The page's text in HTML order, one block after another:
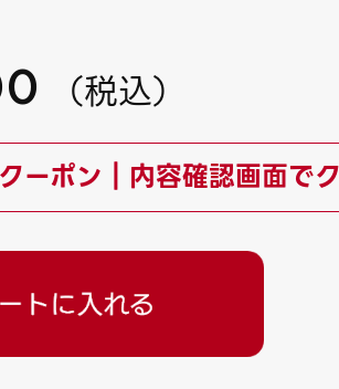
（税込）
ーポン｜内容確認画面で